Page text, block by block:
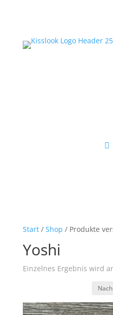
Start/ Shop / Produkte
Yoshi
Einzelnes Ergebnis wird